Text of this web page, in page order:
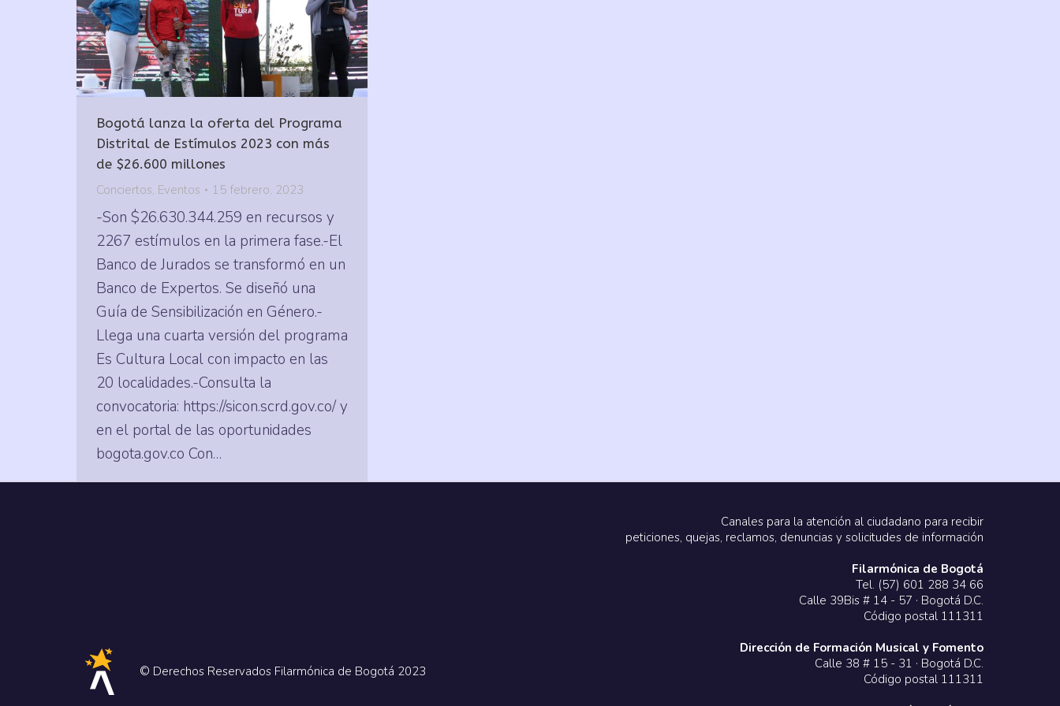
Bogotá lanza la oferta del Programa
Distrital de Estímulos 2023 con más
de $26.600 millones
Conciertos, Eventos 15 febrero, 2023
-Son $26.630.344.259 en recursos y
2267 estímulos en la primera fase.-El
Banco de Jurados se transformó en un
Banco de Expertos. Se diseñó una
Guía de Sensibilización en Género.-
Llega una cuarta versión del programa
Es Cultura Local con impacto en las
20 localidades.-Consulta la
convocatoria: https://sicon.scrd.gov.co/ y
en el portal de las oportunidades
bogota.gov.co Con…
© Derechos Reservados Filarmónica de Bogotá 2023
Canales para la atención al ciudadano para recibir
peticiones, quejas, reclamos, denuncias y solicitudes de información
Filarmónica de Bogotá
Tel. (57) 601 288 34 66
Calle 39Bis # 14 - 57 · Bogotá D.C.
Código postal 111311
Dirección de Formación Musical y Fomento
Calle 38 # 15 - 31 · Bogotá D.C.
Código postal 111311